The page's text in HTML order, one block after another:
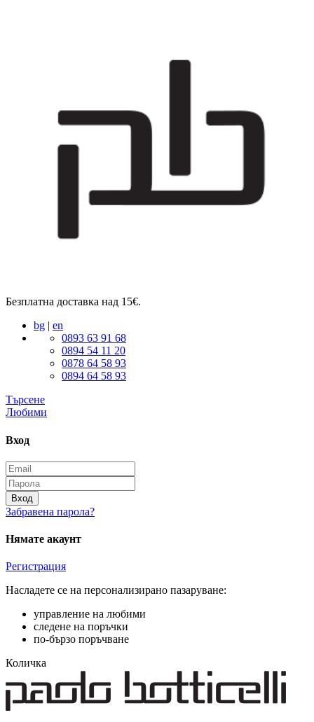
Безплатна доставка над 15€.
bg | en
0893 63 91 68
0894 54 11 20
0878 64 58 93
0894 64 58 93
Търсене
Любими
Вход
Вход
Забравена парола?
Нямате акаунт
Регистрация
Насладете се на персонализирано пазаруване:
управление на любими
следене на поръчки
по-бързо поръчване
Количка